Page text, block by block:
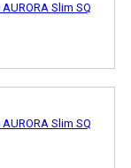
Slim SQ
Slim SQ